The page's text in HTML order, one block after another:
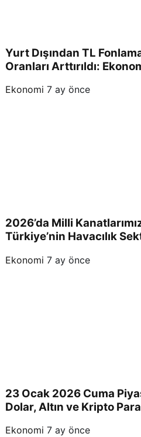
Yurt Dışından TL
Oranları Arttırıldı:
Ekonomi 7 ay önce
2026’da Milli
Türkiye’nin Havacılık
Ekonomi 7 ay önce
23 Ocak 2026 Cuma
Dolar, Altın ve Kripto
Ekonomi 7 ay önce